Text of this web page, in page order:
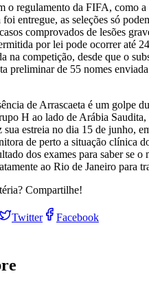
o regulamento da FIFA, como
entregue, as seleções só
comprovados de lesões
por lei pode ocorrer até
na competição, desde que o
preliminar de 55 nomes
de Arrascaeta é um golpe
H ao lado de Arábia Saudita,
sua estreia no dia 15 de junho,
de perto a situação clínica
dos exames para saber se o
ao Rio de Janeiro para
Compartilhe!
Twitter Facebook